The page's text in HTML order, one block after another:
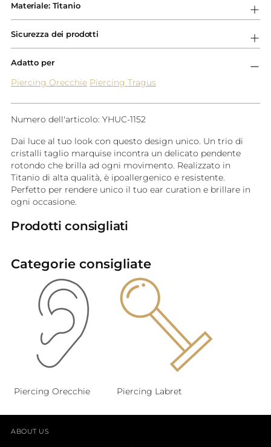
prodotto
al
carrello...
Materiale: Titanio
Sicurezza dei prodotti
Adatto per
Piercing Orecchie Piercing Tragus
Numero dell'articolo: YHUC-1152
Dai luce al tuo look con questo design unico. Un trio di
cristalli taglio marquise incontra un delicato pendente
rotondo che brilla ad ogni movimento. Realizzato in
Titanio di alta qualità, è ipoallergenico e resistente.
Perfetto per rendere unico il tuo ear curation e brillare in
ogni occasione.
Prodotti consigliati
Categorie consigliate
Piercing Orecchie Piercing Labret
ABOUT US